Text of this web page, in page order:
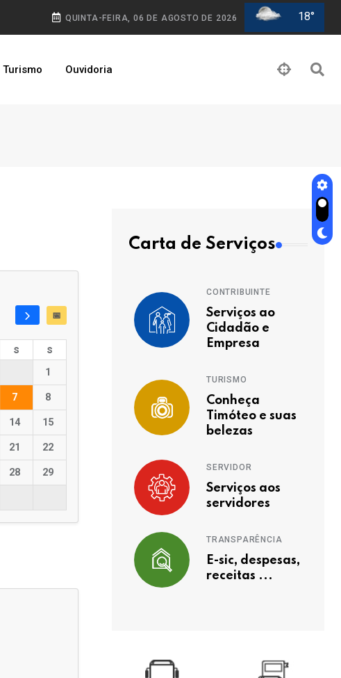
QUINTA-FEIRA, 06 DE AGOSTO DE 2026 18°
Turismo Ouvidoria
📅
s s
1
7 8
14 15
21 22
28 29
Carta de Serviços
CONTRIBUINTE
Serviços ao
Cidadão e
Empresa
TURISMO
Conheça
Timóteo e suas
belezas
SERVIDOR
Serviços aos
servidores
TRANSPARÊNCIA
E-sic, despesas,
receitas ...